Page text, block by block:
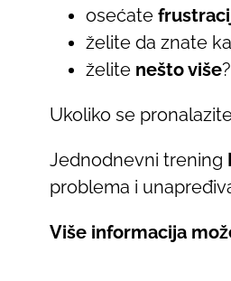
osećate
želite da znate
želite nešto više?
Ukoliko se
Jednodnevni trening
problema i
Više informacija